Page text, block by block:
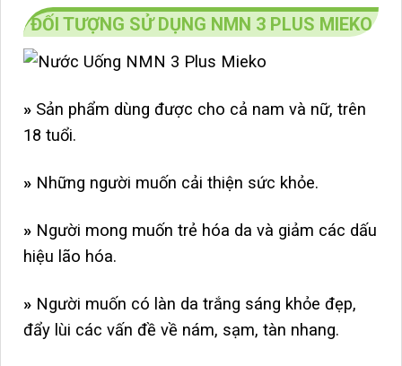
ĐỐI TƯỢNG SỬ DỤNG NMN 3 PLUS MIEKO
» Sản phẩm dùng được cho cả nam và nữ, trên
18 tuổi.
» Những người muốn cải thiện sức khỏe.
» Người mong muốn trẻ hóa da và giảm các dấu
hiệu lão hóa.
» Người muốn có làn da trắng sáng khỏe đẹp,
đẩy lùi các vấn đề về nám, sạm, tàn nhang.